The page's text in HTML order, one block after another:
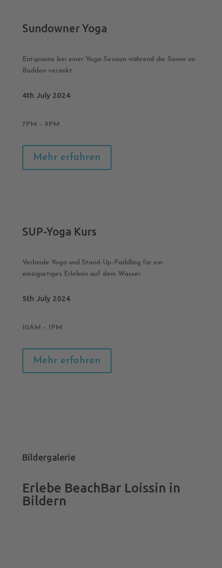
Sundowner Yoga
Entspanne bei einer Yoga-Session während die Sonne im
Bodden versinkt.
4th July 2024
7PM – 9PM
Mehr erfahren
SUP-Yoga Kurs
Verbinde Yoga und Stand-Up-Paddling für ein
einzigartiges Erlebnis auf dem Wasser.
5th July 2024
10AM – 1PM
Mehr erfahren
Bildergalerie
Erlebe BeachBar Loissin in
Bildern